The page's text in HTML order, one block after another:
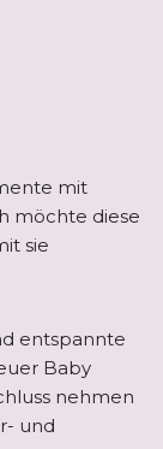
mit
möchte diese
sie
entspannte
Baby
nehmen
und